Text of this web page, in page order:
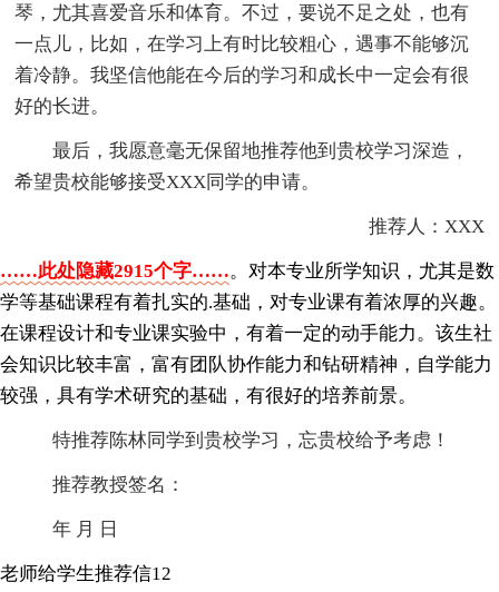
琴，尤其喜爱音乐和体育。不过，要说不足之处，也有
一点儿，比如，在学习上有时比较粗心，遇事不能够沉
着冷静。我坚信他能在今后的学习和成长中一定会有很
好的长进。
最后，我愿意毫无保留地推荐他到贵校学习深造，
希望贵校能够接受XXX同学的申请。
推荐人：XXX
……此处隐藏2915个字……。对本专业所学知识，尤其是数
学等基础课程有着扎实的.基础，对专业课有着浓厚的兴趣。
在课程设计和专业课实验中，有着一定的动手能力。该生社
会知识比较丰富，富有团队协作能力和钻研精神，自学能力
较强，具有学术研究的基础，有很好的培养前景。
特推荐陈林同学到贵校学习，忘贵校给予考虑！
推荐教授签名：
年 月 日
老师给学生推荐信12